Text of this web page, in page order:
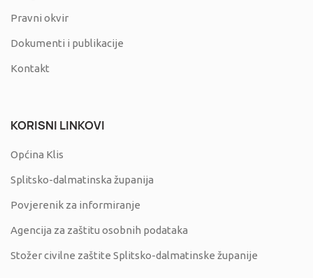
Pravni okvir
Dokumenti i publikacije
Kontakt
KORISNI LINKOVI
Općina Klis
Splitsko-dalmatinska županija
Povjerenik za informiranje
Agencija za zaštitu osobnih podataka
Stožer civilne zaštite Splitsko-dalmatinske županije